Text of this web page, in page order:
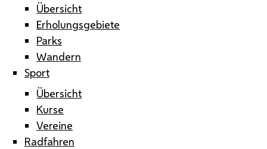
Übersicht
Erholungsgebiete
Parks
Wandern
Sport
Übersicht
Kurse
Vereine
Radfahren